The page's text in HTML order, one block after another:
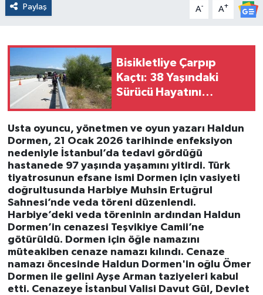
Paylaş A- A+
Bisikletliye Çarpıp
Kaçtı: 38 Yaşındaki
Sürücü Hayatını
Usta oyuncu, yönetmen ve oyun yazarı Haldun
Dormen, 21 Ocak 2026 tarihinde enfeksiyon
nedeniyle İstanbul’da tedavi gördüğü
hastanede 97 yaşında yaşamını yitirdi. Türk
tiyatrosunun efsane ismi Dormen için vasiyeti
doğrultusunda Harbiye Muhsin Ertuğrul
Sahnesi’nde veda töreni düzenlendi.
Harbiye’deki veda töreninin ardından Haldun
Dormen’in cenazesi Teşvikiye Camii’ne
götürüldü. Dormen için öğle namazını
müteakiben cenaze namazı kılındı. Cenaze
namazı öncesinde Haldun Dormen'in oğlu Ömer
Dormen ile gelini Ayşe Arman taziyeleri kabul
etti. Cenazeye İstanbul Valisi Davut Gül, Devlet